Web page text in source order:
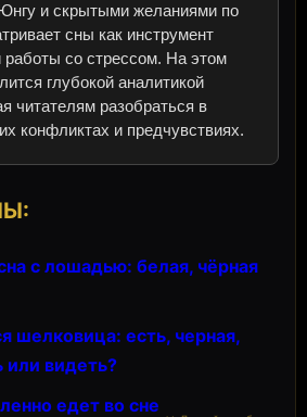
и скрытыми желаниями по
сны как инструмент
работы со стрессом. На этом
глубокой аналитикой
читателям разобраться в
конфликтах и предчувствиях.
с лошадью: белая, чёрная
шелковица: есть, черная,
или видеть?
едет во сне